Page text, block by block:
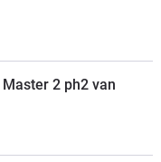
2 ph2 van